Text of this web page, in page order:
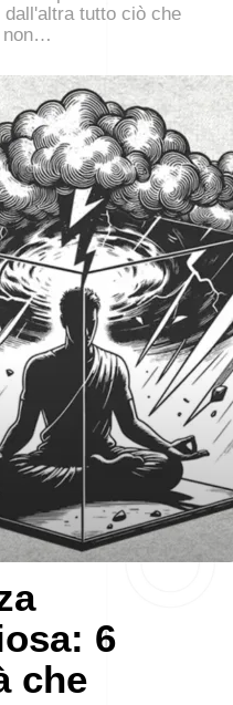
tutto ciò che
non…
6
che